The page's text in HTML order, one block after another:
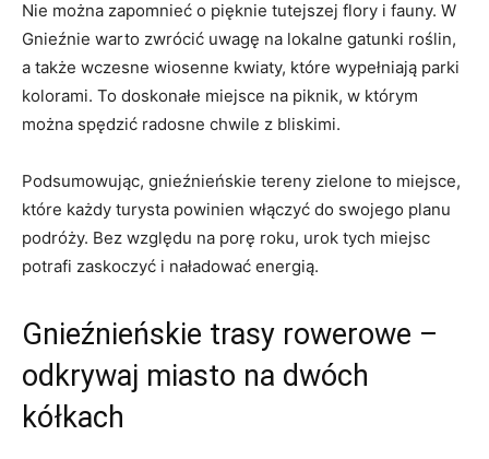
Nie można zapomnieć o pięknie tutejszej ‌flory i fauny. W
Gnieźnie warto zwrócić‌ uwagę na lokalne gatunki roślin,
⁣a także wczesne wiosenne kwiaty, które wypełniają parki
kolorami. To doskonałe‍ miejsce ⁢na piknik, w którym
⁣można spędzić radosne chwile z ‍bliskimi.
Podsumowując, gnieźnieńskie tereny ⁢zielone to miejsce,⁣
które każdy turysta‌ powinien włączyć do swojego planu
podróży. Bez względu na porę ⁤roku, ‌urok tych⁣ miejsc
potrafi zaskoczyć i naładować energią.
Gnieźnieńskie trasy rowerowe ​–
odkrywaj miasto na dwóch
kółkach